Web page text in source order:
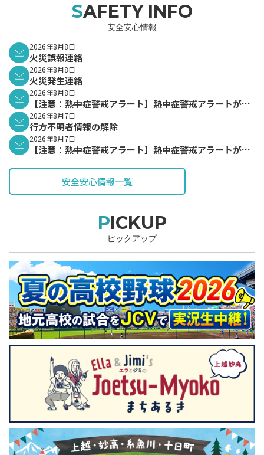
SAFETY INFO
安全安心情報
2026年8月8日
火災誤報連絡
2026年8月8日
火災発生連絡
2026年8月8日
【注意：熱中症警戒アラート】熱中症警戒アラートが発
表されています。
2026年8月7日
行方不明者情報の解除
2026年8月7日
【注意：熱中症警戒アラート】熱中症警戒アラートが発
安全安心情報一覧
PICKUP
ピックアップ